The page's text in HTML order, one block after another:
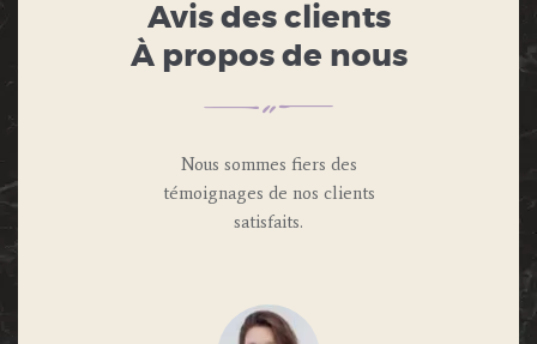
Avis des clients
À propos de nous
Nous sommes fiers des
témoignages de nos clients
satisfaits.